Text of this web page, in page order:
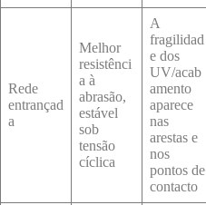
Rede
entrançad
a
Melhor
resistênci
a à
abrasão,
estável
sob
tensão
cíclica
A
fragilidad
e dos
UV/acab
amento
aparece
nas
arestas e
nos
pontos de
contacto